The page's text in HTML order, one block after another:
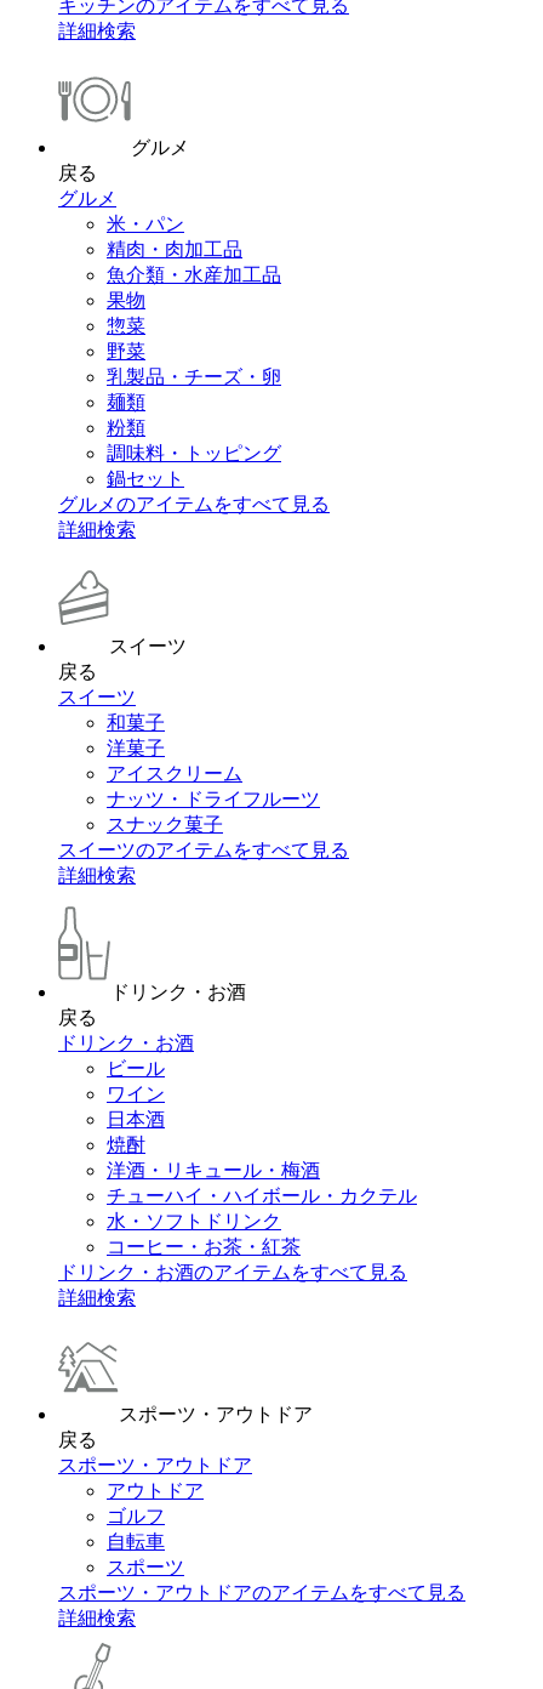
キッチンのアイテムをすべて見る
詳細検索
グルメ
戻る
グルメ
米・パン
精肉・肉加工品
魚介類・水産加工品
果物
惣菜
野菜
乳製品・チーズ・卵
麺類
粉類
調味料・トッピング
鍋セット
グルメのアイテムをすべて見る
詳細検索
スイーツ
戻る
スイーツ
和菓子
洋菓子
アイスクリーム
ナッツ・ドライフルーツ
スナック菓子
スイーツのアイテムをすべて見る
詳細検索
ドリンク・お酒
戻る
ドリンク・お酒
ビール
ワイン
日本酒
焼酎
洋酒・リキュール・梅酒
チューハイ・ハイボール・カクテル
水・ソフトドリンク
コーヒー・お茶・紅茶
ドリンク・お酒のアイテムをすべて見る
詳細検索
スポーツ・アウトドア
戻る
スポーツ・アウトドア
アウトドア
ゴルフ
自転車
スポーツ
スポーツ・アウトドアのアイテムをすべて見る
詳細検索